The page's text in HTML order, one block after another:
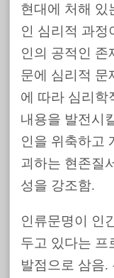
현대에 처해 있
인 심리적 과정
인의 공적인 존
문에 심리적 문
에 따라 심리학
내용을 발전시
인을 위축하고
괴하는 현존질
성을 강조함.
인류문명이 인
두고 있다는 프
발점으로 삼음.